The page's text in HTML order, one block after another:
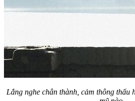
Lắng nghe chân thành, cảm thông thấu